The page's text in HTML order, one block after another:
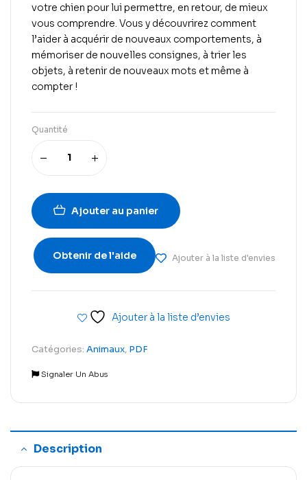
votre chien pour lui permettre, en retour, de mieux
vous comprendre. Vous y découvrirez comment
l’aider à acquérir de nouveaux comportements, à
mémoriser de nouvelles consignes, à trier les
objets, à retenir de nouveaux mots et même à
compter !
Quantité
Ajouter au panier
Obtenir de l'aide Ajouter à la liste d'envies
Ajouter à la liste d’envies
Catégories: Animaux, PDF
Signaler Un Abus
Description